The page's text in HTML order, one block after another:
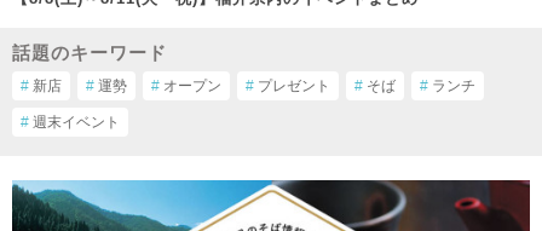
話題のキーワード
# 新店 # 運勢 # オープン # プレゼント # そば # ランチ
# 週末イベント